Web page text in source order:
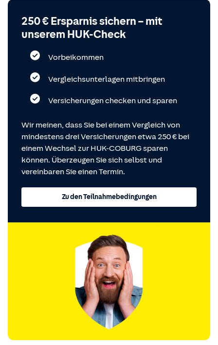
250 € Ersparnis sichern – mit
unserem HUK-Check
Vorbeikommen
Vergleichsunterlagen mitbringen
Versicherungen checken und sparen
Wir meinen, dass Sie bei einem Vergleich von
mindestens drei Versicherungen etwa 250 € bei
einem Wechsel zur HUK-COBURG sparen
können. Überzeugen Sie sich selbst und
vereinbaren Sie einen Termin.
Zu den Teilnahmebedingungen